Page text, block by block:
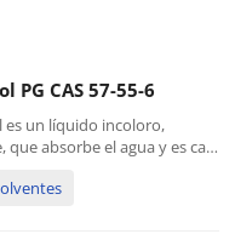
PG CAS 57-55-6
es un líquido incoloro,
que absorbe el agua y es casi
de solventes orgánicos.